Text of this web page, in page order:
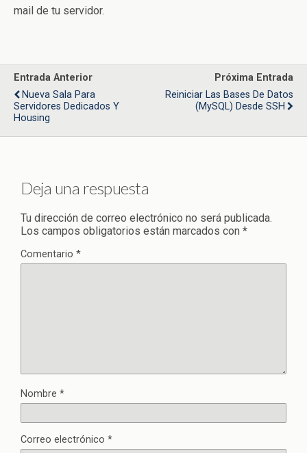
mail de tu servidor.
Entrada Anterior
Nueva Sala Para
Servidores Dedicados Y
Housing
Próxima Entrada
Reiniciar Las Bases De Datos
(MySQL) Desde SSH
Deja una respuesta
Tu dirección de correo electrónico no será publicada.
Los campos obligatorios están marcados con *
Comentario *
Nombre *
Correo electrónico *